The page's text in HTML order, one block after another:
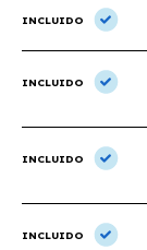
INCLUIDO
INCLUIDO
INCLUIDO
INCLUIDO